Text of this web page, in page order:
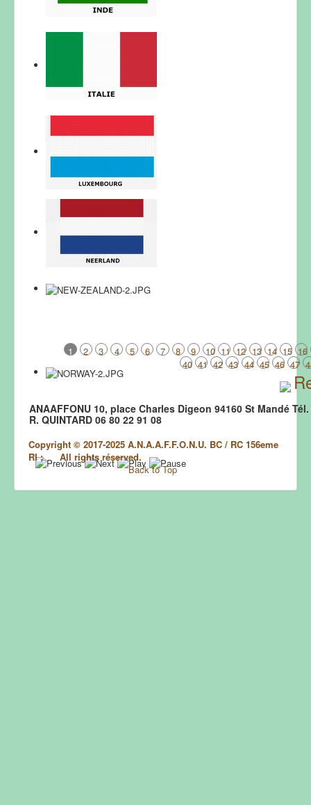
1 2 3 4 5 6 7 8 9 10 11 12 13 14 15 16
40 41 42 43 44 45 46 47
ANAAFFONU 10, place Charles Digeon 94160 St Mandé
R. QUINTARD 06 80 22 91 08
Copyright © 2017-2025 A.N.A.A.F.F.O.N.U. BC / RC 156eme
RI ; All rights réserved.
Back to Top